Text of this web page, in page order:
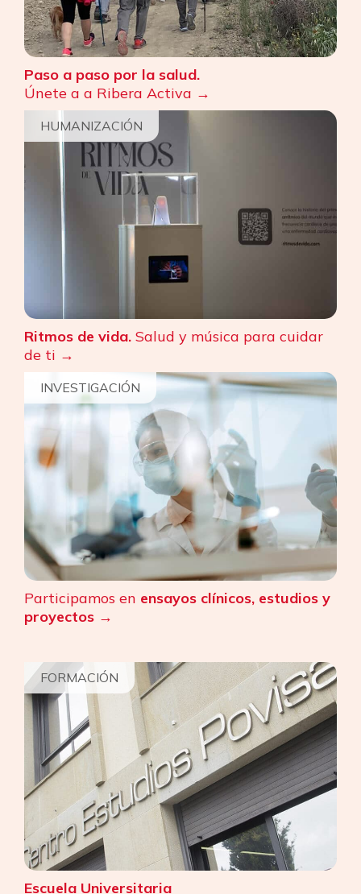
Paso a paso por la salud.
Únete a a Ribera Activa
HUMANIZACIÓN
Ritmos de vida. Salud y música para cuidar
de ti
INVESTIGACIÓN
Participamos en ensayos clínicos, estudios y
proyectos
FORMACIÓN
Escuela Universitaria